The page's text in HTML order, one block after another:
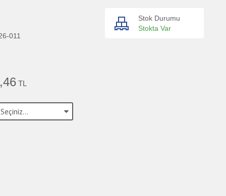
011
TL
Stok Durumu
Stokta Var